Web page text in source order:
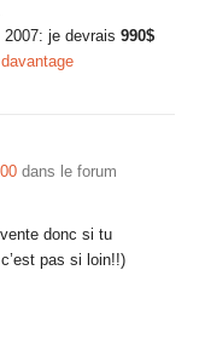
je devrais 990$
dans le forum
donc si tu
pas si loin!!)